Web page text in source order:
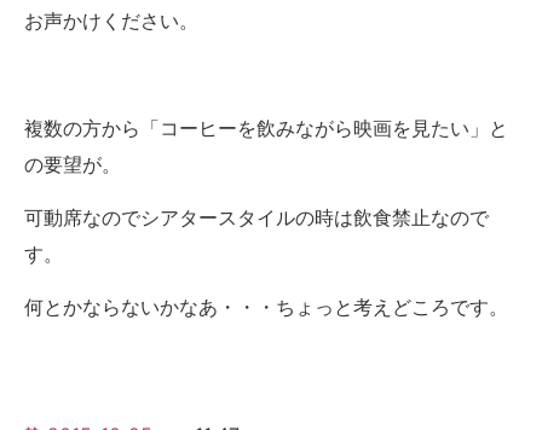
お声かけください。
複数の方から「コーヒーを飲みながら映画を見たい」と
の要望が。
可動席なのでシアタースタイルの時は飲食禁止なので
す。
何とかならないかなあ・・・ちょっと考えどころです。